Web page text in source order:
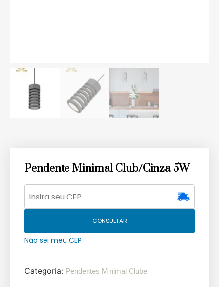
Pendente Minimal Club/Cinza 5W
CONSULTAR
Não sei meu CEP
Categoria: Pendentes Minimal Clube